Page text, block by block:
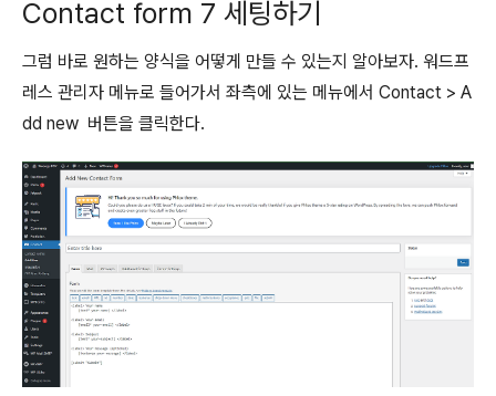
Contact form 7 세팅하기
그럼 바로 원하는 양식을 어떻게 만들 수 있는지 알아보자. 워드프
레스 관리자 메뉴로 들어가서 좌측에 있는 메뉴에서 Contact > A
dd new 버튼을 클릭한다.